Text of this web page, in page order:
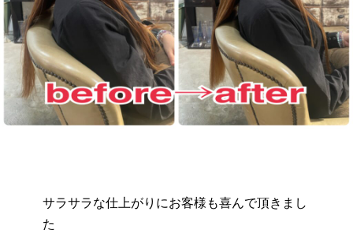
サラサラな仕上がりにお客様も喜んで頂きまし
た